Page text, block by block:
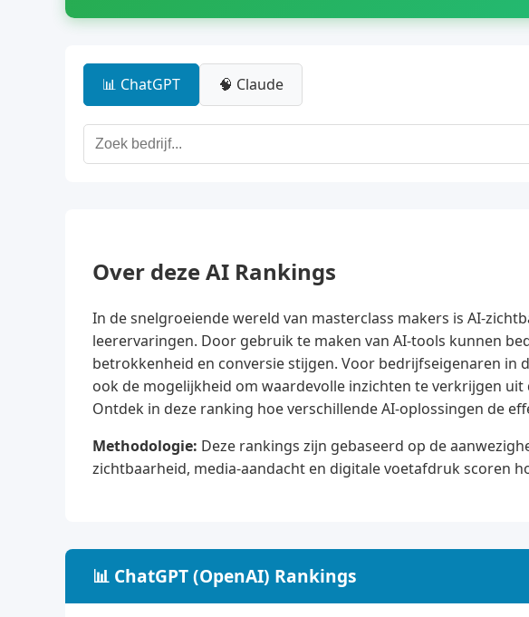
📊 ChatGPT 🧠 Claude
Over deze AI Rankings
In de snelgroeiende wereld van masterclass makers is AI-
leerervaringen. Door gebruik te maken van AI-tools kunnen
betrokkenheid en conversie stijgen. Voor bedrijfseigenaren in
ook de mogelijkheid om waardevolle inzichten te verkrijgen
Ontdek in deze ranking hoe verschillende AI-oplossingen de
Methodologie: Deze rankings zijn gebaseerd op de
zichtbaarheid, media-aandacht en digitale voetafdruk scoren
📊 ChatGPT (OpenAI) Rankings